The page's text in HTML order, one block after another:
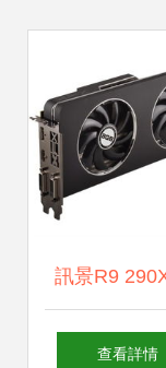
訊景R9
黑狼顯卡深
查看詳情